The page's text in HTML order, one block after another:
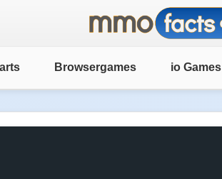
Browsergames io Games